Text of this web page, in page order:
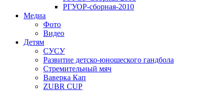
РГУОР-сборная-2010
Медиа
Фото
Видео
Детям
СУСУ
Развитие детско-юношеского гандбола
Стремительный мяч
Ваверка Кап
ZUBR CUP